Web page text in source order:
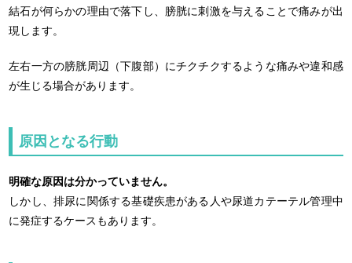
結石が何らかの理由で落下し、膀胱に刺激を与えることで痛みが出
現します。
左右一方の膀胱周辺（下腹部）にチクチクするような痛みや違和感
が生じる場合があります。
原因となる行動
明確な原因は分かっていません。
しかし、排尿に関係する基礎疾患がある人や尿道カテーテル管理中
に発症するケースもあります。